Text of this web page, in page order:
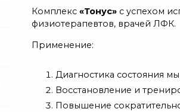
Комплекс «Тонус» с успехом
физиотерапевтов, врачей ЛФК.
Применение:
Диагностика состояния
Восстановление и
Повышение